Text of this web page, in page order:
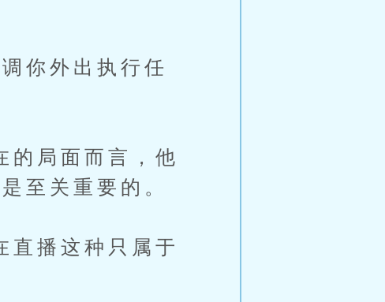
你外出执行任
局面而言，他
至关重要的。
播这种只属于